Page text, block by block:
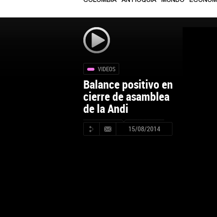
VIDEOS
Balance positivo en
cierre de asamblea
de la Andi
15/08/2014